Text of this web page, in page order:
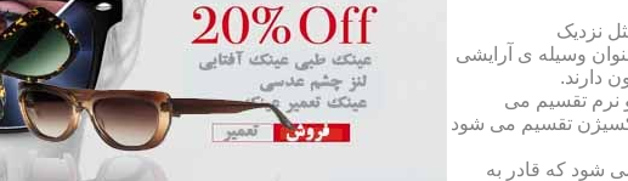
نزدیک
وسیله ی آرایشی
دارند.
نرم تقسیم می
تقسیم می شود
شود که قادر به